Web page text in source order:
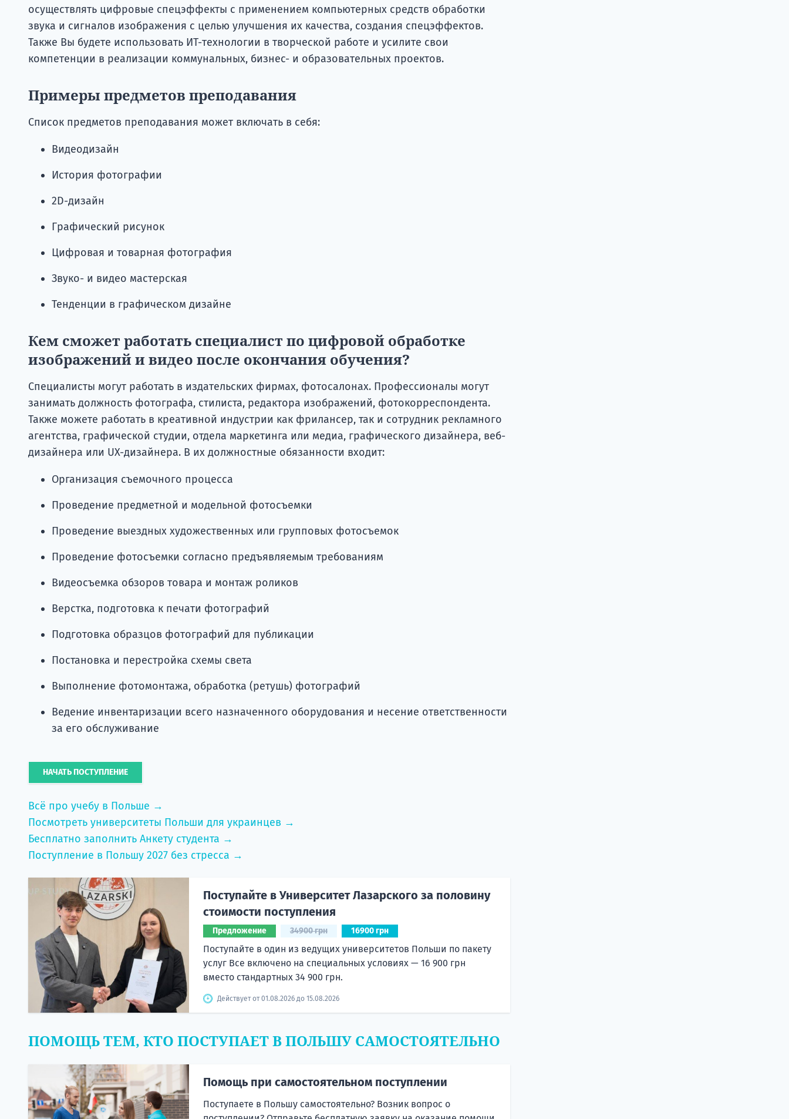
осуществлять цифровые спецэффекты с применением компьютерных средств обработки
звука и сигналов изображения с целью улучшения их качества, создания спецэффектов.
Также Вы будете использовать ИТ-технологии в творческой работе и усилите свои
компетенции в реализации коммунальных, бизнес- и образовательных проектов.
Примеры предметов преподавания
Список предметов преподавания может включать в себя:
Видеодизайн
История фотографии
2D-дизайн
Графический рисунок
Цифровая и товарная фотография
Звуко- и видео мастерская
Тенденции в графическом дизайне
Кем сможет работать специалист по цифровой обработке
изображений и видео после окончания обучения?
Специалисты могут работать в издательских фирмах, фотосалонах. Профессионалы могут
занимать должность фотографа, стилиста, редактора изображений, фотокорреспондента.
Также можете работать в креативной индустрии как фрилансер, так и сотрудник рекламного
агентства, графической студии, отдела маркетинга или медиа, графического дизайнера, веб-
дизайнера или UX-дизайнера. В их должностные обязанности входит:
Организация съемочного процесса
Проведение предметной и модельной фотосъемки
Проведение выездных художественных или групповых фотосъемок
Проведение фотосъемки согласно предъявляемым требованиям
Видеосъемка обзоров товара и монтаж роликов
Верстка, подготовка к печати фотографий
Подготовка образцов фотографий для публикации
Постановка и перестройка схемы света
Выполнение фотомонтажа, обработка (ретушь) фотографий
Ведение инвентаризации всего назначенного оборудования и несение ответственности
за его обслуживание
НАЧАТЬ ПОСТУПЛЕНИЕ
Всё про учебу в Польше →
Посмотреть университеты Польши для украинцев →
Бесплатно заполнить Анкету студента →
Поступление в Польшу 2027 без стресса →
Поступайте в Университет Лазарского за половину
стоимости поступления
Предложение 34900 грн 16900 грн
Поступайте в один из ведущих университетов Польши по пакету
услуг Все включено на специальных условиях — 16 900 грн
вместо стандартных 34 900 грн.
Действует от 01.08.2026 до 15.08.2026
ПОМОЩЬ ТЕМ, КТО ПОСТУПАЕТ В ПОЛЬШУ САМОСТОЯТЕЛЬНО
Помощь при самостоятельном поступлении
Поступаете в Польшу самостоятельно? Возник вопрос о